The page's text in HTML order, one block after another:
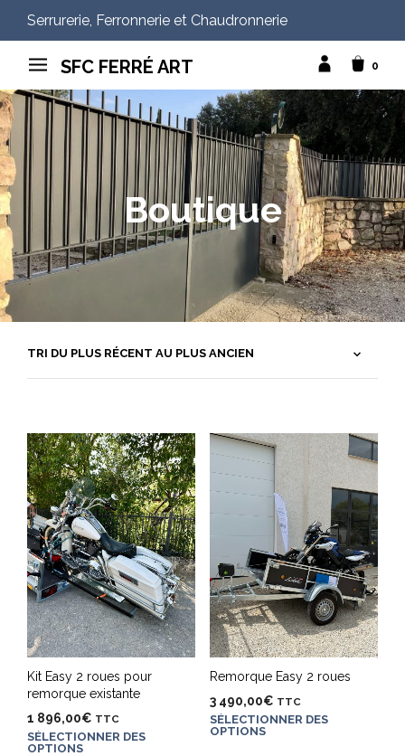
Serrurerie, Ferronnerie et Chaudronnerie
SFC FERRÉ ART 0
Boutique
Kit Easy 2 roues pour
remorque existante
1 896,00€ TTC
SÉLECTIONNER DES
OPTIONS
Remorque Easy 2 roues
3 490,00€ TTC
SÉLECTIONNER DES
OPTIONS